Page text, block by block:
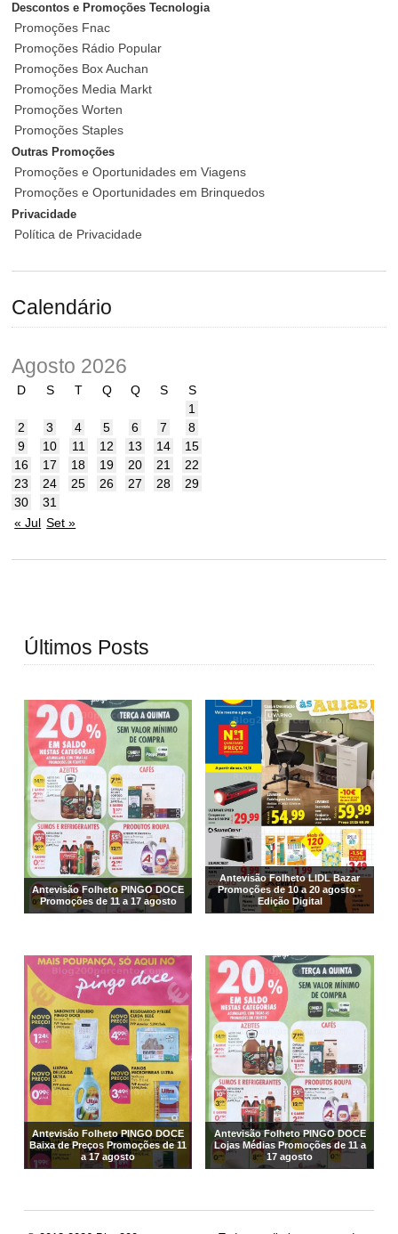
Descontos e Promoções Tecnologia
Promoções Fnac
Promoções Rádio Popular
Promoções Box Auchan
Promoções Media Markt
Promoções Worten
Promoções Staples
Outras Promoções
Promoções e Oportunidades em Viagens
Promoções e Oportunidades em Brinquedos
Privacidade
Política de Privacidade
Calendário
Agosto 2026
D S T Q Q S
S
1
2
3 4 5 6 7
8
9
10 11 12 13 14
15
16
17 18 19 20 21
22
23
24 25 26 27 28
29
30
31
« Jul Set »
Últimos Posts
Antevisão Folheto PINGO DOCE
Promoções de 11 a 17 agosto
Antevisão Folheto LIDL Bazar
Promoções de 10 a 20 agosto -
Edição Digital
Antevisão Folheto PINGO DOCE
Baixa de Preços Promoções de 11
a 17 agosto
Antevisão Folheto PINGO DOCE
Lojas Médias Promoções de 11 a
17 agosto